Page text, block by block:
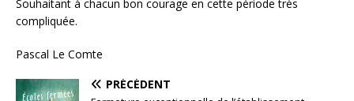
Souhaitant à chacun bon courage en cette période très
compliquée.
Pascal Le Comte
PRÉCÉDENT